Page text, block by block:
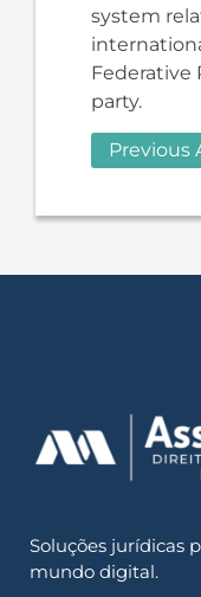
system
Federative
party.
Previous
Soluções jurídicas
mundo digital.